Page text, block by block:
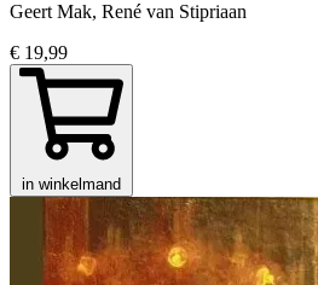
Geert Mak, René van Stipriaan
€ 19,99
in winkelmand